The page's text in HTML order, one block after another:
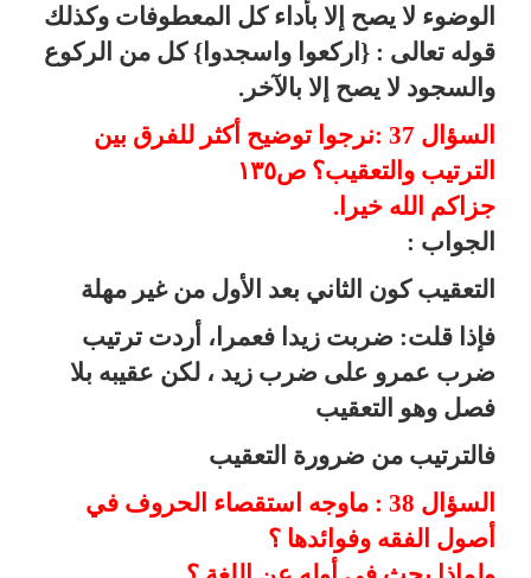
الوضوء لا يصح إلا بأداء كل المعطوفات وكذلك
قوله تعالى : {اركعوا واسجدوا} كل من الركوع
والسجود لا يصح إلا بالآخر.
السؤال 37 :نرجوا توضيح أكثر للفرق بين
الترتيب والتعقيب؟ ص١٣٥
جزاكم الله خيرا.
الجواب :
التعقيب كون الثاني بعد الأول من غير مهلة
فإذا قلت: ضربت زيدا فعمرا، أردت ترتيب
ضرب عمرو على ضرب زيد ، لكن عقيبه بلا
فصل وهو التعقيب
فالترتيب من ضرورة التعقيب
السؤال 38 : ماوجه استقصاء الحروف في
أصول الفقه وفوائدها ؟